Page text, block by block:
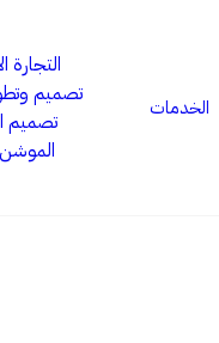
الخدمات
التجارة
تصميم
تصميم